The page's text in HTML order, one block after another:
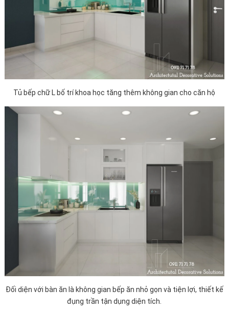
Tủ bếp chữ L bố trí khoa học tăng thêm không gian cho căn hộ
Đối diện với bàn ăn là không gian bếp ăn nhỏ gọn và tiện lợi, thiết kế
đụng trần tận dụng diện tích.